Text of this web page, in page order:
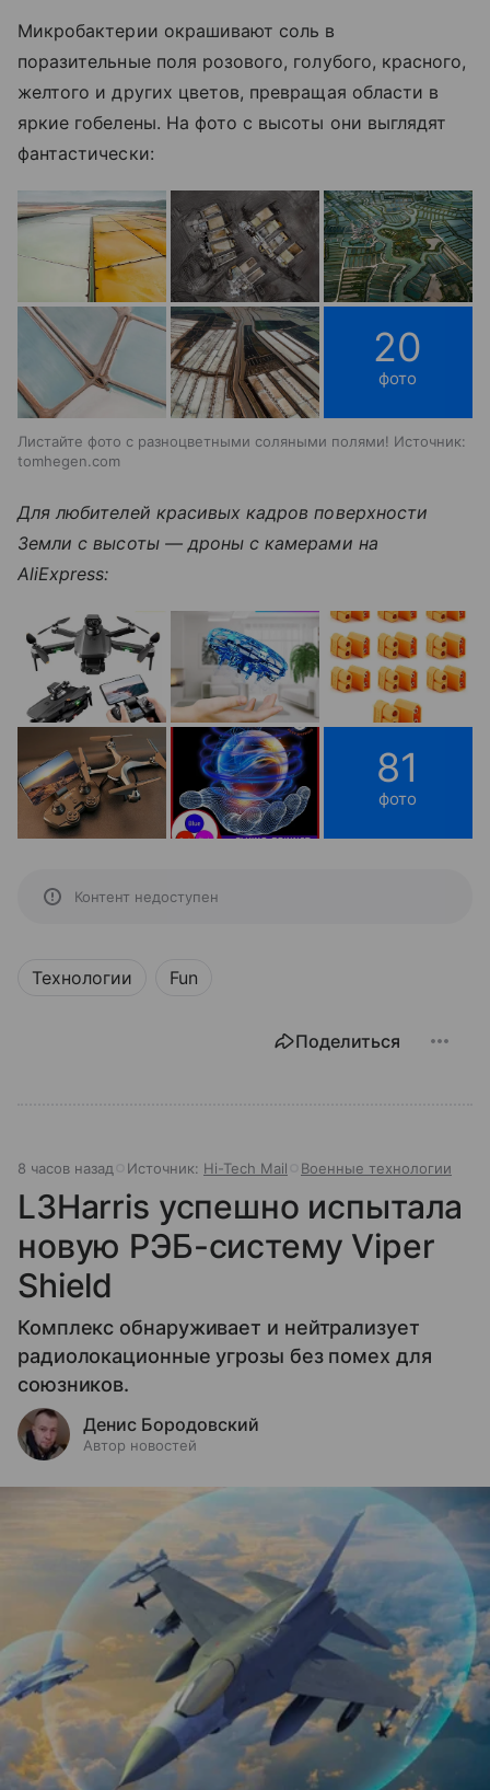
Микробактерии окрашивают соль в
поразительные поля розового, голубого, красного,
желтого и других цветов, превращая области в
яркие гобелены. На фото с высоты они выглядят
фантастически:
20
фото
Листайте фото с разноцветными соляными полями! Источник:
tomhegen.com
Для любителей красивых кадров поверхности
Земли с высоты — дроны с камерами на
AliExpress:
81
фото
Контент недоступен
Технологии Fun
Поделиться
8 часов назад Источник: Hi-Tech Mail Военные технологии
L3Harris успешно испытала
новую РЭБ-систему Viper
Shield
Комплекс обнаруживает и нейтрализует
радиолокационные угрозы без помех для
союзников.
Денис Бородовский
Автор новостей